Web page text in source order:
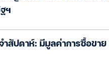
ฯ
ำสัปดาห์: มีมูลค่าการซื้อขาย